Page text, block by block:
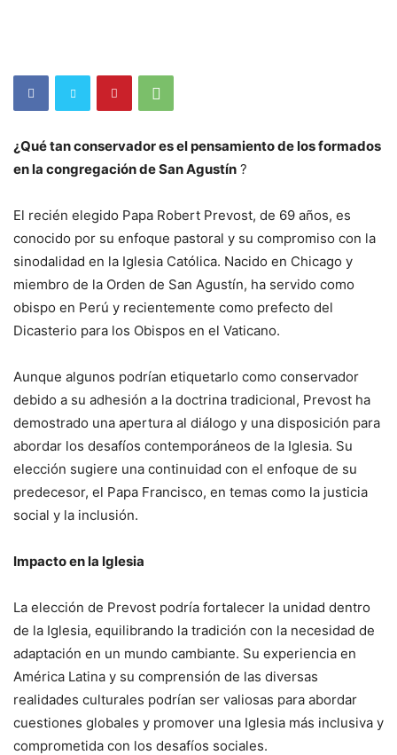
¿Qué tan conservador es el pensamiento de los formados
en la congregación de San Agustín ?
El recién elegido Papa Robert Prevost, de 69 años, es
conocido por su enfoque pastoral y su compromiso con la
sinodalidad en la Iglesia Católica. Nacido en Chicago y
miembro de la Orden de San Agustín, ha servido como
obispo en Perú y recientemente como prefecto del
Dicasterio para los Obispos en el Vaticano.
Aunque algunos podrían etiquetarlo como conservador
debido a su adhesión a la doctrina tradicional, Prevost ha
demostrado una apertura al diálogo y una disposición para
abordar los desafíos contemporáneos de la Iglesia. Su
elección sugiere una continuidad con el enfoque de su
predecesor, el Papa Francisco, en temas como la justicia
social y la inclusión.
Impacto en la Iglesia
La elección de Prevost podría fortalecer la unidad dentro
de la Iglesia, equilibrando la tradición con la necesidad de
adaptación en un mundo cambiante. Su experiencia en
América Latina y su comprensión de las diversas
realidades culturales podrían ser valiosas para abordar
cuestiones globales y promover una Iglesia más inclusiva y
comprometida con los desafíos sociales.